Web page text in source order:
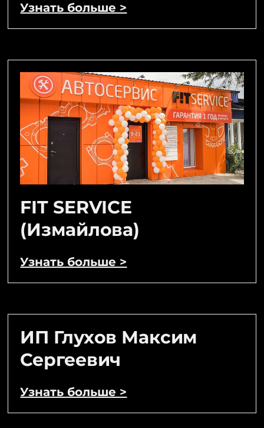
Узнать больше >
FIT SERVICE
(Измайлова)
Узнать больше >
ИП Глухов Максим
Сергеевич
Узнать больше >